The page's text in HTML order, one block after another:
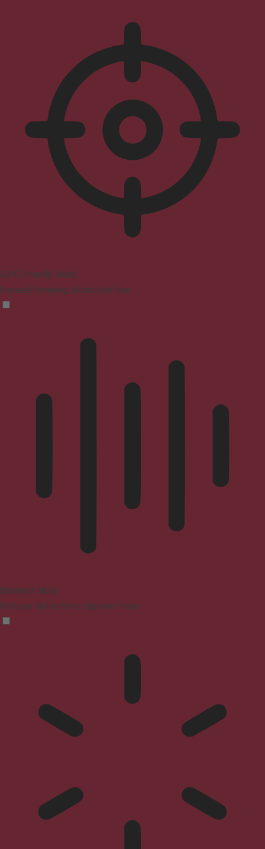
ADHD Friendly Mode
Focused browsing, distraction-free
Blindness Mode
Reduces distractions, improves focus